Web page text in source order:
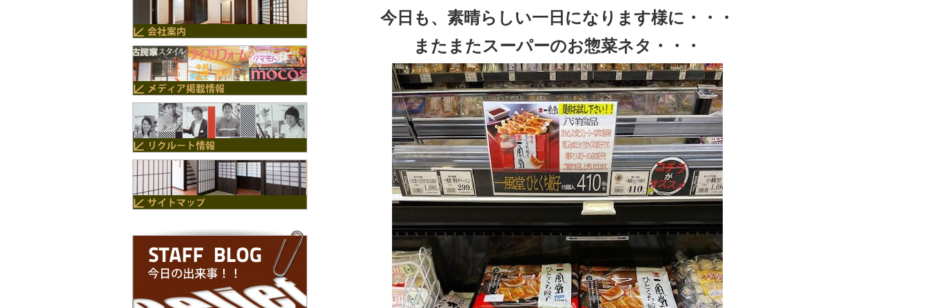
今日も、素晴らしい一日になります様に・・・
またまたスーパーのお惣菜ネタ・・・